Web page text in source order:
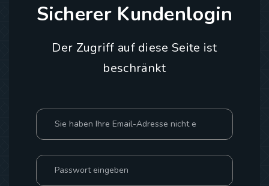
Sicherer Kundenlogin
Der Zugriff auf diese Seite ist
beschränkt